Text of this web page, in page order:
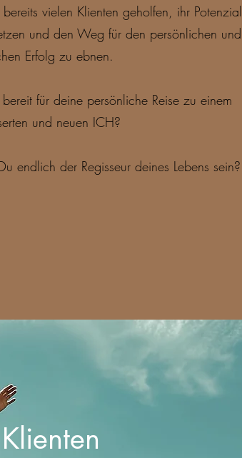
vielen Klienten geholfen, ihr Potenzial
und den Weg für den persönlichen und
Erfolg zu ebnen.
für deine persönliche Reise zu einem
und neuen ICH?
endlich der Regisseur deines Lebens sein?